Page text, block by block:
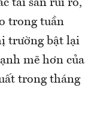
tài sản rủi ro,
trong tuần
trường bật lại
mẽ hơn của
trong tháng